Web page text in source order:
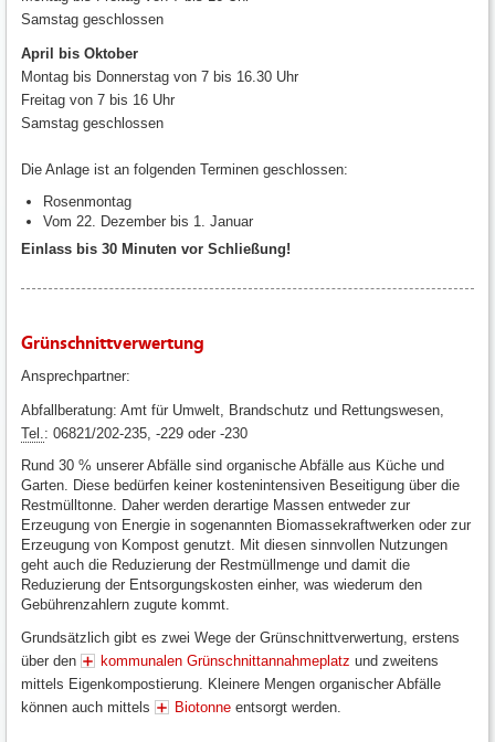
Samstag geschlossen
April bis Oktober
Montag bis Donnerstag von 7 bis 16.30 Uhr
Freitag von 7 bis 16 Uhr
Samstag geschlossen
Die Anlage ist an folgenden Terminen geschlossen:
Rosenmontag
Vom 22. Dezember bis 1. Januar
Einlass bis 30 Minuten vor Schließung!
Grünschnittverwertung
Ansprechpartner:
Abfallberatung: Amt für Umwelt, Brandschutz und Rettungswesen,
Tel. : 06821/202-235, -229 oder -230
Rund 30 % unserer Abfälle sind organische Abfälle aus Küche und
Garten. Diese bedürfen keiner kostenintensiven Beseitigung über die
Restmülltonne. Daher werden derartige Massen entweder zur
Erzeugung von Energie in sogenannten Biomassekraftwerken oder zur
Erzeugung von Kompost genutzt. Mit diesen sinnvollen Nutzungen
geht auch die Reduzierung der Restmüllmenge und damit die
Reduzierung der Entsorgungskosten einher, was wiederum den
Gebührenzahlern zugute kommt.
Grundsätzlich gibt es zwei Wege der Grünschnittverwertung, erstens
über den
kommunalen Grünschnittannahmeplatz und zweitens
mittels Eigenkompostierung. Kleinere Mengen organischer Abfälle
können auch mittels
Biotonne entsorgt werden.